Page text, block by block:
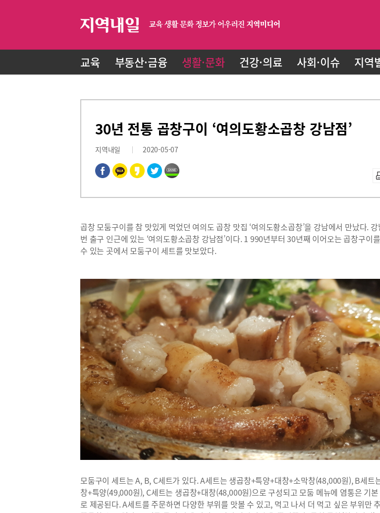
교육 부동산·금융 생활·문화 건강·의료 사회·이슈 지역
30년 전통 곱창구이 ‘여의도황소곱창 강남점’
지역내일 2020-05-07
곱창 모둠구이를 참 맛있게 먹었던 여의도 곱창 맛집 ‘여의도황소곱창’을 강남에서 만났다.
번 출구 인근에 있는 ‘여의도황소곱창 강남점’이다. 1 990년부터 30년째 이어오는 곱창구이
수 있는 곳에서 모둠구이 세트를 맛보았다.
모둠구이 세트는 A, B, C세트가 있다. A세트는 생곱창+특양+대창+소막창(48,000원), B세트
창+특양(49,000원), C세트는 생곱창+대창(48,000원)으로 구성되고 모둠 메뉴에 염통은 기
로 제공된다. A세트를 주문하면 다양한 부위를 맛볼 수 있고, 먹고 나서 더 먹고 싶은 부위만